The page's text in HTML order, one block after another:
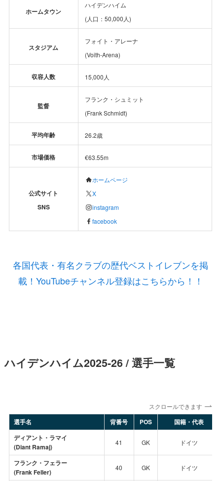
ホームタウン
ハイデンハイム
(人口：50,000人)
スタジアム
フォイト・アレーナ
(Voith-Arena)
収容人数 15,000人
監督
フランク・シュミット
(Frank Schmidt)
平均年齢 26.2歳
市場価格 €63.55m
公式サイト
SNS
ホームページ
X
instagram
facebook
各国代表・有名クラブの歴代ベストイレブンを掲
載！YouTubeチャンネル登録はこちらから！！
ハイデンハイム2025-26 / 選手一覧
スクロールできます
選手名 背番号 POS
国籍・代表
ディアント・ラマイ
(Diant Ramaj)
41 GK ドイツ
フランク・フェラー
(FrankFeller)
40 GK ドイツ